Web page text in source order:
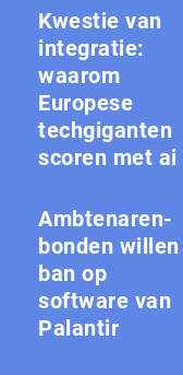
Kwestie van
integratie:
waarom
Europese
techgiganten
scoren met ai
Amb­te­na­ren­
bon­den willen
ban op
software van
Palantir